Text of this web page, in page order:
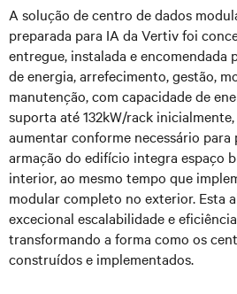
A solução de centro de dados
preparada para IA da Vertiv foi
entregue, instalada e encomendada
de energia, arrefecimento, gestão,
manutenção, com capacidade de
suporta até 132kW/rack
aumentar conforme necessário
armação do edifício integra espaço
interior, ao mesmo tempo que
modular completo no exterior. Esta
excecional escalabilidade e
transformando a forma como os
construídos e implementados.